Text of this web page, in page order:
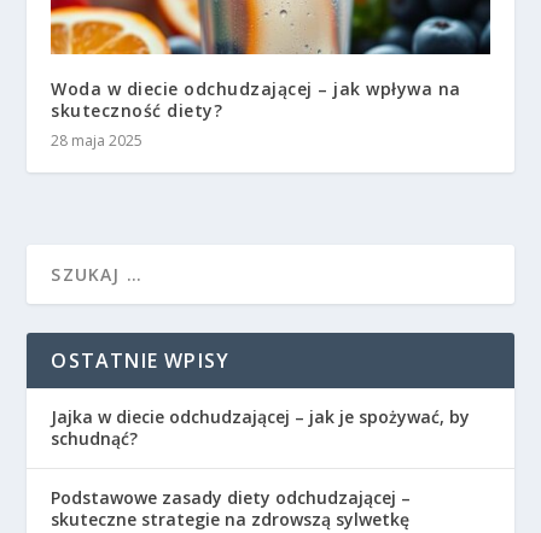
Woda w diecie odchudzającej – jak wpływa na
skuteczność diety?
28 maja 2025
OSTATNIE WPISY
Jajka w diecie odchudzającej – jak je spożywać, by
schudnąć?
Podstawowe zasady diety odchudzającej –
skuteczne strategie na zdrowszą sylwetkę